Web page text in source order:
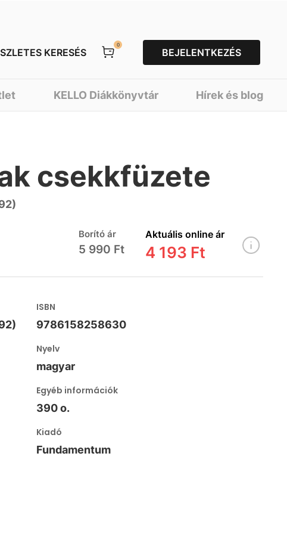
KERESÉS
0
BEJELENTKEZÉS
KELLO Diákkönyvtár Hírek és blog
csekkfüzete
Borító ár
5 990 Ft
Aktuális online ár
4 193 Ft
ISBN
9786158258630
Nyelv
magyar
Egyéb információk
390 o.
Kiadó
Fundamentum